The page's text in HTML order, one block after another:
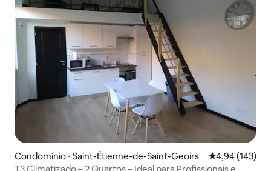
Condomínio ⋅ Saint-Étienne-de-Saint-Geoirs 4,94 de uma
4,94 (143)